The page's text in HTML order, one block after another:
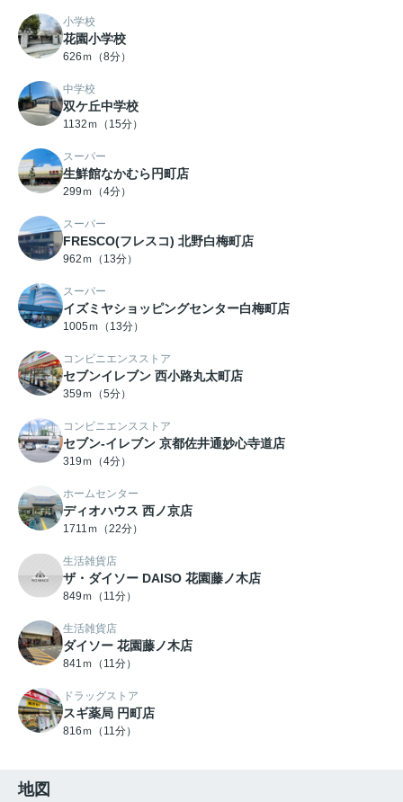
小学校
花園小学校
626ｍ（8分）
中学校
双ケ丘中学校
1132ｍ（15分）
スーパー
生鮮館なかむら円町店
299ｍ（4分）
スーパー
FRESCO(フレスコ) 北野白梅町店
962ｍ（13分）
スーパー
イズミヤショッピングセンター白梅町店
1005ｍ（13分）
コンビニエンスストア
セブンイレブン 西小路丸太町店
359ｍ（5分）
コンビニエンスストア
セブン-イレブン 京都佐井通妙心寺道店
319ｍ（4分）
ホームセンター
ディオハウス 西ノ京店
1711ｍ（22分）
生活雑貨店
ザ・ダイソー DAISO 花園藤ノ木店
849ｍ（11分）
生活雑貨店
ダイソー 花園藤ノ木店
841ｍ（11分）
ドラッグストア
スギ薬局 円町店
816ｍ（11分）
地図